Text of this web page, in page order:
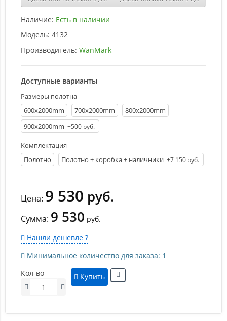
Наличие: Есть в наличии
Модель: 4132
Производитель: WanMark
Доступные варианты
Размеры полотна
600х2000mm
700х2000mm
800х2000mm
900х2000mm +500 руб.
Комплектация
Полотно
Полотно + коробка + наличники +7 150 руб.
Цена: 9 530 руб.
Сумма: 9 530 руб.
Нашли дешевле ?
Минимальное количество для заказа: 1
Кол-во
Купить